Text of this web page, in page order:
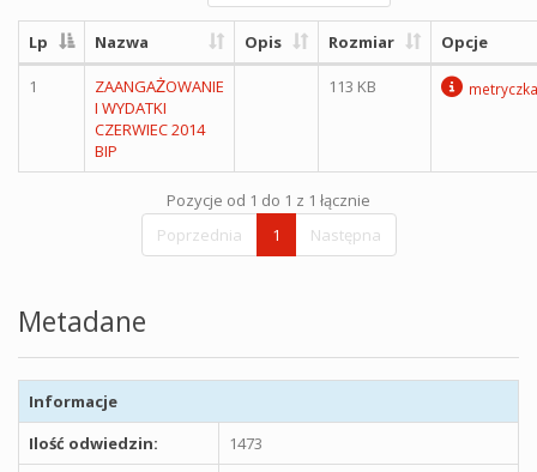
Lp Nazwa Opis Rozmiar Opcje
1
ZAANGAŻOWANIE
I WYDATKI
CZERWIEC 2014
BIP
113 KB metryczka
Pozycje od 1 do 1 z 1 łącznie
Poprzednia
1 Następna
Metadane
Informacje
Ilość odwiedzin:
1473